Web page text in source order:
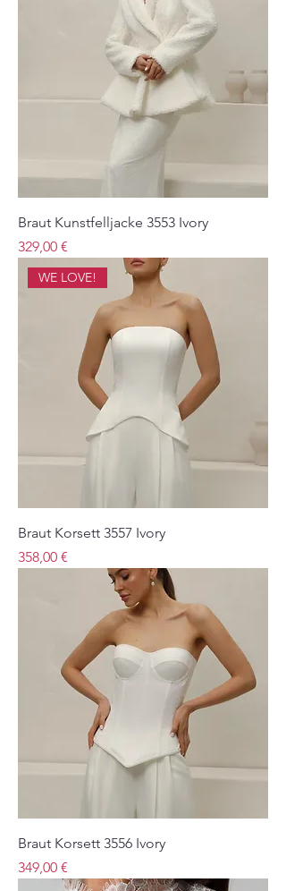
Braut Kunstfelljacke 3553 Ivory
Preis
329,00 €
WE LOVE!
Braut Korsett 3557 Ivory
Preis
358,00 €
Braut Korsett 3556 Ivory
Preis
349,00 €